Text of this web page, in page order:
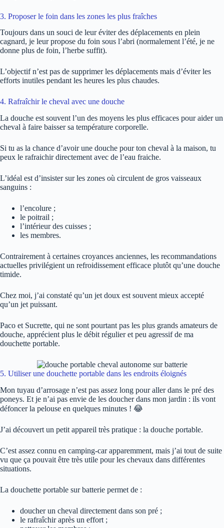
3. Proposer le foin dans les zones les plus fraîches
Toujours dans un souci de leur éviter des déplacements en plein
cagnard, je leur propose du foin sous l’abri (normalement l’été, je ne
donne plus de foin, l’herbe suffit).
L’objectif n’est pas de supprimer les déplacements mais d’éviter les
efforts inutiles pendant les heures les plus chaudes.
4. Rafraîchir le cheval avec une douche
La douche est souvent l’un des moyens les plus efficaces pour aider un
cheval à faire baisser sa température corporelle.
Si tu as la chance d’avoir une douche pour ton cheval à la maison, tu
peux le rafraichir directement avec de l’eau fraiche.
L’idéal est d’insister sur les zones où circulent de gros vaisseaux
sanguins :
l’encolure ;
le poitrail ;
l’intérieur des cuisses ;
les membres.
Contrairement à certaines croyances anciennes, les recommandations
actuelles privilégient un refroidissement efficace plutôt qu’une douche
timide.
Chez moi, j’ai constaté qu’un jet doux est souvent mieux accepté
qu’un jet puissant.
Paco et Sucrette, qui ne sont pourtant pas les plus grands amateurs de
douche, apprécient plus le débit régulier et peu agressif de ma
douchette portable.
5. Utiliser une douchette portable dans les endroits éloignés
Mon tuyau d’arrosage n’est pas assez long pour aller dans le pré des
poneys. Et je n’ai pas envie de les doucher dans mon jardin : ils vont
défoncer la pelouse en quelques minutes ! 😂
J’ai découvert un petit appareil très pratique : la douche portable.
C’est assez connu en camping-car apparemment, mais j’ai tout de suite
vu que ça pouvait être très utile pour les chevaux dans différentes
situations.
La douchette portable sur batterie permet de :
doucher un cheval directement dans son pré ;
le rafraîchir après un effort ;